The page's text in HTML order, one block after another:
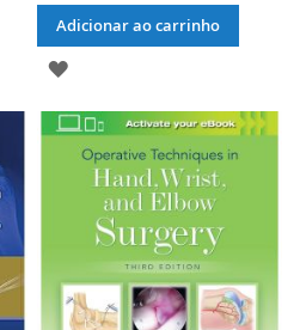
Adicionar ao carrinho
ADICIONAR
À
LISTA
DESEJOS